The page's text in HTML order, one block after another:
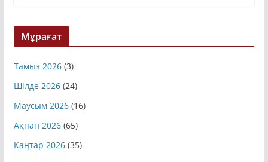
Мұрағат
Тамыз 2026(3)
Шілде 2026(24)
Маусым 2026(16)
Ақпан 2026(65)
Қаңтар 2026(35)